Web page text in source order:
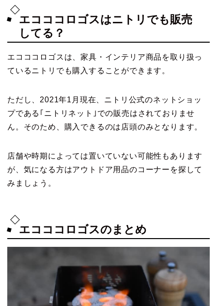
エコココロゴスはニトリでも販売
してる？
エコココロゴスは、家具・インテリア商品を取り扱っ
ているニトリでも購入することができます。
ただし、2021年1月現在、ニトリ公式のネットショッ
プである｢ニトリネット｣での販売はされておりませ
ん。そのため、購入できるのは店頭のみとなります。
店舗や時期によっては置いていない可能性もあります
が、気になる方はアウトドア用品のコーナーを探して
みましょう。
エコココロゴスのまとめ